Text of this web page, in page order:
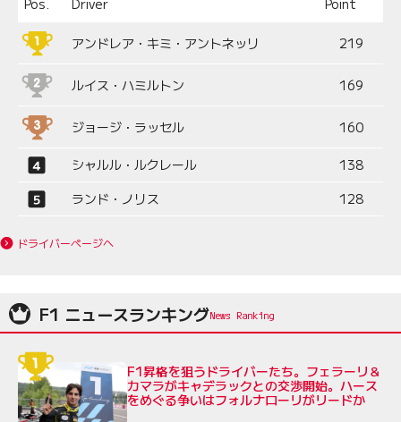
Pos. Driver Point
アンドレア・キミ・アントネッリ 219
ルイス・ハミルトン 169
ジョージ・ラッセル 160
シャルル・ルクレール
138
ランド・ノリス
128
ドライバーページへ
F1 ニュースランキング
F1昇格を狙うドライバーたち。フェラーリ＆
カマラがキャデラックとの交渉開始。ハース
をめぐる争いはフォルナローリがリードか